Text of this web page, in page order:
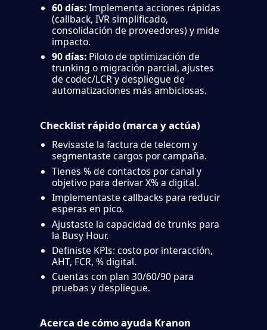
60 días:Implementa acciones rápidas
(callback, IVR simplificado,
consolidación de proveedores) y mide
impacto.
90 días:Piloto de optimización de
trunking o migración parcial, ajustes
de codec/LCR y despliegue de
automatizaciones más ambiciosas.
Checklist rápido (marca y actúa)
Revisaste la factura de telecom y
segmentaste cargos por campaña.
Tienes % de contactos por canal y
objetivo para derivar X% a digital.
Implementaste callbacks para reducir
esperas en pico.
Ajustaste la capacidad de trunks para
la Busy Hour.
Definiste KPIs: costo por interacción,
AHT, FCR, % digital.
Cuentas con plan 30/60/90 para
pruebas y despliegue.
Acerca de cómo ayuda Kranon